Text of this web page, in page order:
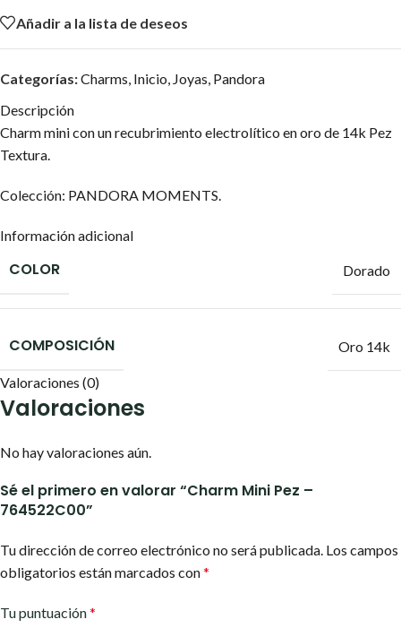
Añadir a la lista de deseos
Categorías:Charms, Inicio, Joyas, Pandora
Descripción
Charm mini con un recubrimiento electrolítico en oro de 14k Pez
Textura.
Colección: PANDORA MOMENTS.
Información adicional
COLOR Dorado
COMPOSICIÓN Oro 14k
Valoraciones (0)
Valoraciones
No hay valoraciones aún.
Sé el primero en valorar “Charm Mini Pez –
764522C00”
Tu dirección de correo electrónico no será publicada. Los campos
obligatorios están marcados con*
Tu puntuación*